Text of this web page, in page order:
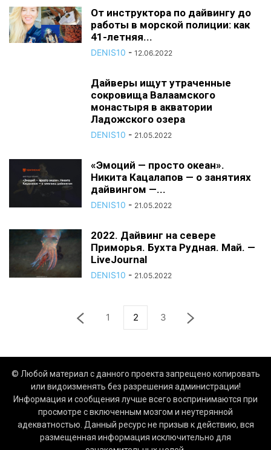
От инструктора по дайвингу до
работы в морской полиции: как
41-летняя...
DENIS10 - 12.06.2022
Дайверы ищут утраченные
сокровища Валаамского
монастыря в акватории
Ладожского озера
DENIS10 - 21.05.2022
«Эмоций — просто океан».
Никита Кацалапов — о занятиях
дайвингом —...
DENIS10 - 21.05.2022
2022. Дайвинг на севере
Приморья. Бухта Рудная. Май. —
LiveJournal
DENIS10 - 21.05.2022
1 2 3
© Любой материал с данного проекта запрещено копировать
или видоизменять без разрешения администрации!
Информация и сообщения лучше всего воспринимаются при
просмотре с включенным мозгом и неутерянной
адекватностью. Данный ресурс не призыв к действию, вся
размещенная информация исключительно для